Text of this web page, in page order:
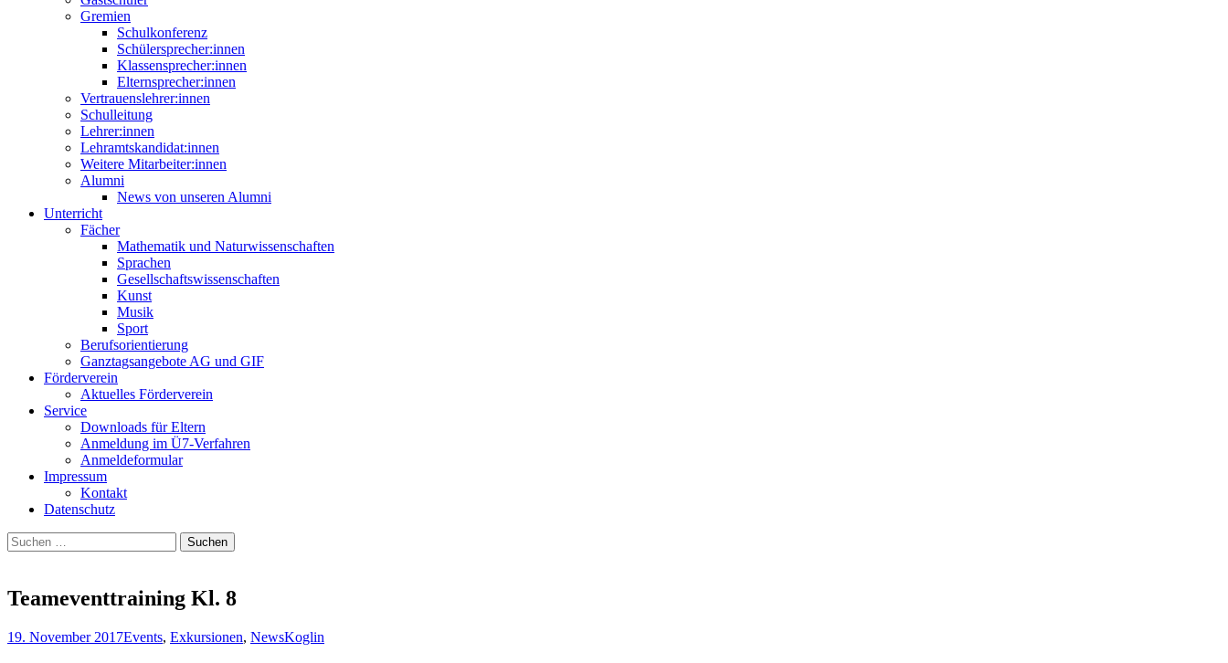
Gremien
Schulkonferenz
Schülersprecher:innen
Klassensprecher:innen
Elternsprecher:innen
Vertrauenslehrer:innen
Schulleitung
Lehrer:innen
Lehramtskandidat:innen
Weitere Mitarbeiter:innen
Alumni
News von unseren Alumni
Unterricht
Fächer
Mathematik und Naturwissenschaften
Sprachen
Gesellschaftswissenschaften
Kunst
Musik
Sport
Berufsorientierung
Ganztagsangebote AG und GIF
Förderverein
Aktuelles Förderverein
Service
Downloads für Eltern
Anmeldung im Ü7-Verfahren
Anmeldeformular
Impressum
Kontakt
Datenschutz
Suchen
nach:
Teameventtraining Kl. 8
19. November 2017Events, Exkursionen, NewsKoglin